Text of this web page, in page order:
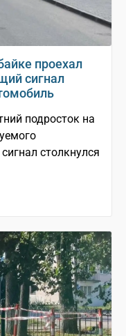
проехал
сигнал
подросток на
столкнулся